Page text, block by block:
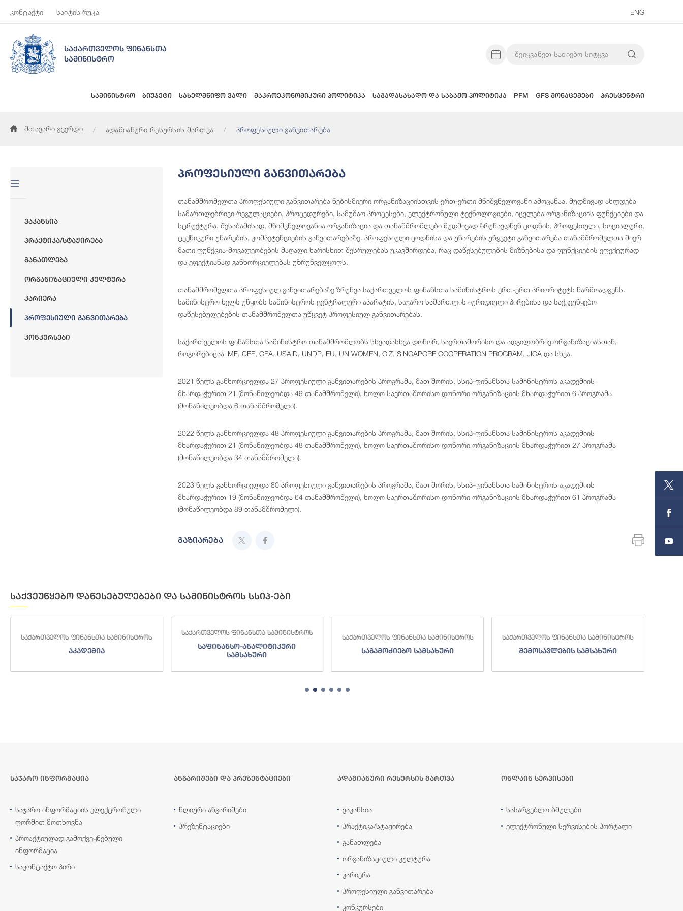
კონტაქტი საიტის რუკა ENG
საქართველოს ფინანსთა
სამინისტრო
სამინისტრო ბიუჯეტი სახელმწიფო ვალი მაკროეკონომიკური პოლიტიკა საგადასახადო და საბაჟო პოლიტიკა PFM GFS მონაცემები პრესცენტრი
მთავარი გვერდი ადამიანური რესურსის მართვა პროფესიული განვითარება
Ვაკანსია
Პრაქტიკა/სტაჟირება
Განათლება
Ორგანიზაციული Კულტურა
Კარიერა
Პროფესიული Განვითარება
Კონკურსები
Პროფესიული Განვითარება
თანამშრომელთა პროფესიული განვითარება ნებისმიერი ორგანიზაციისთვის ერთ-ერთი მნიშვნელოვანი ამოცანაა. მუდმივად ახლდება
სამართლებრივი რეგულაციები, პროცედურები, სამუშაო პროცესები, ელექტრონული ტექნოლოგიები, იცვლება ორგანიზაციის ფუნქციები და
სტრუქტურა. შესაბამისად, მნიშვნელოვანია ორგანიზაცია და თანამშრომლები მუდმივად ზრუნავდნენ ცოდნის, პროფესიული, სოციალური,
ტექნიკური უნარების, კომპეტენციების განვითარებაზე. პროფესიული ცოდნისა და უნარების უწყვეტი განვითარება თანამშრომელთა მიერ
მათი ფუნქცია-მოვალეობების მაღალი ხარისხით შესრულებას უკავშირდება, რაც დაწესებულების მიზნებისა და ფუნქციების ეფექტურად
და ეფექტიანად განხორციელებას უზრუნველყოფს.
თანამშრომელთა პროფესიულ განვითარებაზე ზრუნვა საქართველოს ფინანსთა სამინისტროს ერთ-ერთ პრიორიტეტს წარმოადგენს.
სამინისტრო ხელს უწყობს სამინისტროს ცენტრალური აპარატის, საჯარო სამართლის იურიდიული პირებისა და საქვეუწყებო
დაწესებულებების თანამშრომელთა უწყვეტ პროფესიულ განვითარებას.
საქართველოს ფინანსთა სამინისტრო თანამშრომლობს სხვადასხვა დონორ, საერთაშორისო და ადგილობრივ ორგანიზაციასთან,
როგორებიცაა IMF, CEF, CFA, USAID, UNDP, EU, UN WOMEN, GIZ, SINGAPORE COOPERATION PROGRAM, JICA და სხვა.
2021 წელს განხორციელდა 27 პროფესიული განვითარების პროგრამა, მათ შორის, სსიპ-ფინანსთა სამინისტროს აკადემიის
მხარდაჭერით 21 (მონაწილეობდა 49 თანამშრომელი), ხოლო საერთაშორისო დონორი ორგანიზაციის მხარდაჭერით 6 პროგრამა
(მონაწილეობდა 6 თანამშრომელი).
2022 წელს განხორციელდა 48 პროფესიული განვითარების პროგრამა, მათ შორის, სსიპ-ფინანსთა სამინისტროს აკადემიის
მხარდაჭერით 21 (მონაწილეობდა 48 თანამშრომელი), ხოლო საერთაშორისო დონორი ორგანიზაციის მხარდაჭერით 27 პროგრამა
(მონაწილეობდა 34 თანამშრომელი).
2023 წელს განხორციელდა 80 პროფესიული განვითარების პროგრამა, მათ შორის, სსიპ-ფინანსთა სამინისტროს აკადემიის
მხარდაჭერით 19 (მონაწილეობდა 64 თანამშრომელი), ხოლო საერთაშორისო დონორი ორგანიზაციის მხარდაჭერით 61 პროგრამა
(მონაწილეობდა 89 თანამშრომელი).
გაზიარება
საქვეუწყებო დაწესებულებები და სამინისტროს სსიპ-ები
საქართველოს ფინანსთა სამინისტროს
აკადემია
საქართველოს ფინანსთა სამინისტროს
საფინანსო-ანალიტიკური
სამსახური
საქართველოს ფინანსთა სამინისტროს
საგამოძიებო სამსახური
საქართველოს ფინანსთა სამინისტროს
შემოსავლების სამსახური
საჯარო ინფორმაცია
საჯარო ინფორმაციის ელექტრონული
ფორმით მოთხოვნა
პროაქტიულად გამოქვეყნებული
ინფორმაცია
საკონტაქტო პირი
ანგარიშები და პრეზენტაციები
წლიური ანგარიშები
პრეზენტაციები
ადამიანური რესურსის მართვა
ვაკანსია
პრაქტიკა/სტაჟირება
განათლება
ორგანიზაციული კულტურა
კარიერა
პროფესიული განვითარება
კონკურსები
ონლაინ სერვისები
სასარგებლო ბმულები
ელექტრონული სერვისების პორტალი